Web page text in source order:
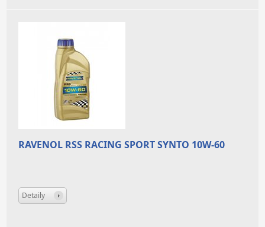
RAVENOL RSS RACING SPORT SYNTO 10W-60
Detaily